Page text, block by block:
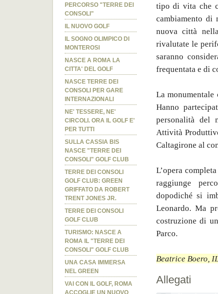
PERCORSO "TERRE DEI
CONSOLI"
IL NUOVO GOLF
IL SOGNO OLIMPICO DI
MONTEROSI
NASCE A ROMA LA
CITTA' DEL GOLF
NASCE TERRE DEI
CONSOLI PER GARE
INTERNAZIONALI
NE' TESSERE, NE'
CIRCOLI. ORA IL GOLF E'
PER TUTTI
SULLA CASSIA BIS
NASCE "TERRE DEI
CONSOLI" GOLF CLUB
TERRE DEI CONSOLI
GOLF CLUB: GREEN
GRIFFATO DA ROBERT
TRENT JONES JR.
TERRE DEI CONSOLI
GOLF CLUB
TURISMO: NASCE A
ROMA IL "TERRE DEI
CONSOLI" GOLF CLUB
UNA CASA IMMERSA
NEL GREEN
VAI CON IL GOLF, ROMA
ACCOGLIE UN NUOVO
tipo di vita che
cambiamento di
nuova città
rivalutate le
saranno
frequentata e di
La
Hanno
personalità del
Attività
Caltagirone al
L’opera
raggiunge
dopodiché si
Leonardo. Ma
costruzione di
Parco.
Beatrice Boero,
Allegati